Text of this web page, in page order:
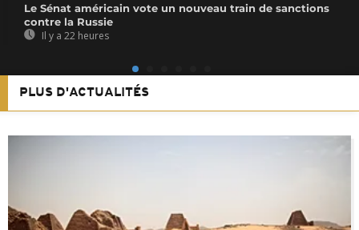
Le Sénat américain vote un nouveau train de sanctions
contre la Russie
Il y a 22 heures
PLUS D'ACTUALITÉS